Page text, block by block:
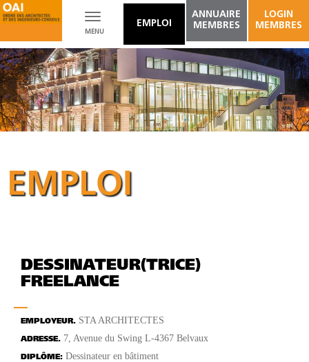
Toggle
navigation
MENU
EMPLOI
ANNUAIRE
MEMBRES
LOGIN
MEMBRES
EMPLOI
DESSINATEUR(TRICE)
FREELANCE
EMPLOYEUR. STA ARCHITECTES
ADRESSE. 7, Avenue du Swing L-4367 Belvaux
DIPLÔME: Dessinateur en bâtiment